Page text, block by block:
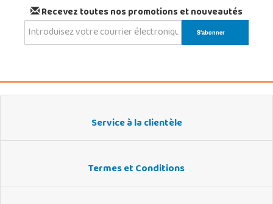
Recevez toutes nos promotions et nouveautés
Service à la clientèle
Termes et Conditions